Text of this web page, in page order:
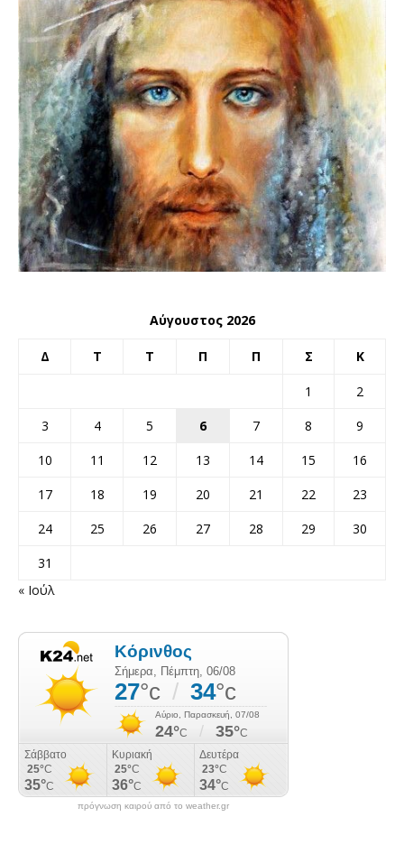
Αύγουστος 2026
Δ Τ Τ Π Π Σ Κ
1
2
3
4 5 6 7 8
9
10
11 12 13 14 15
16
17
18 19 20 21 22
23
24
25 26 27 28 29
30
31
« Ιούλ
πρόγνωση καιρού από το weather.gr